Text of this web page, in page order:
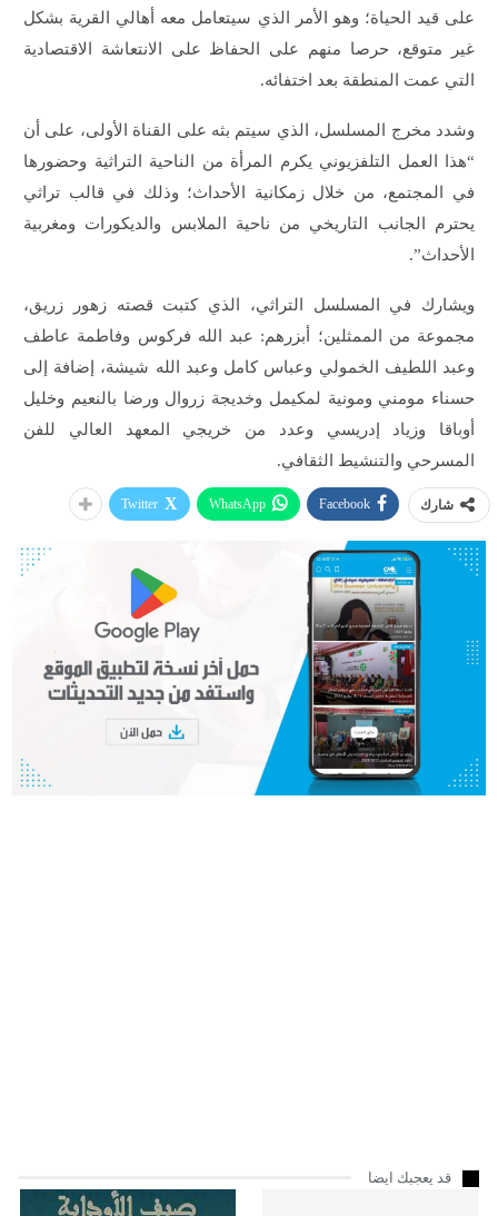
على قيد الحياة؛ وهو الأمر الذي سيتعامل معه أهالي القرية بشكل
غير متوقع، حرصا منهم على الحفاظ على الانتعاشة الاقتصادية
التي عمت المنطقة بعد اختفائه.
وشدد مخرج المسلسل، الذي سيتم بثه على القناة الأولى، على أن
“هذا العمل التلفزيوني يكرم المرأة من الناحية التراثية وحضورها
في المجتمع، من خلال زمكانية الأحداث؛ وذلك في قالب تراثي
يحترم الجانب التاريخي من ناحية الملابس والديكورات ومغربية
الأحداث”.
ويشارك في المسلسل التراثي، الذي كتبت قصته زهور زريق،
مجموعة من الممثلين؛ أبزرهم: عبد الله فركوس وفاطمة عاطف
وعبد اللطيف الخمولي وعباس كامل وعبد الله شيشة، إضافة إلى
حسناء مومني ومونية لمكيمل وخديجة زروال ورضا بالنعيم وخليل
أوباقا وزياد إدريسي وعدد من خريجي المعهد العالي للفن
المسرحي والتنشيط الثقافي.
شارك Facebook
WhatsApp
Twitter
قد يعجبك ايضا